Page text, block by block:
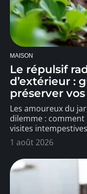
MAISON
Le répulsif
d’extérieur :
préserver
Les amoureux du
dilemme :
visites
1 août 2026